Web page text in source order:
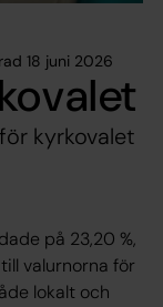
18 juni 2026
kyrkovalet
på 23,20 %,
valurnorna för
lokalt och